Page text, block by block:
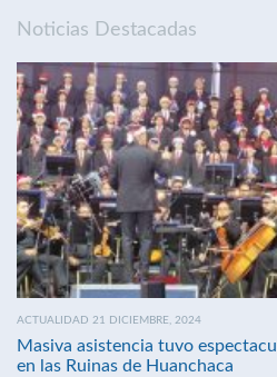
Noticias Destacadas
ACTUALIDAD 21 DICIEMBRE, 2024
Masiva asistencia tuvo
en las Ruinas de Huanchaca